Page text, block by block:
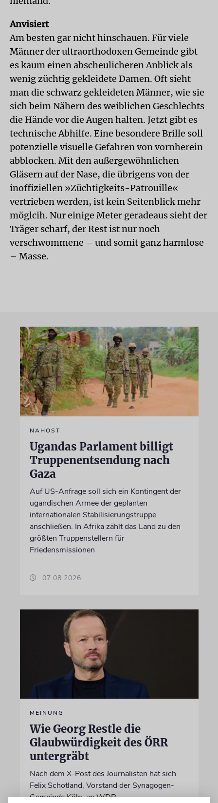
Anvisiert
Am besten gar nicht hinschauen. Für viele
Männer der ultraorthodoxen Gemeinde gibt
es kaum einen abscheulicheren Anblick als
wenig züchtig gekleidete Damen. Oft sieht
man die schwarz gekleideten Männer, wie sie
sich beim Nähern des weiblichen Geschlechts
die Hände vor die Augen halten. Jetzt gibt es
technische Abhilfe. Eine besondere Brille soll
potenzielle visuelle Gefahren von vornherein
abblocken. Mit den außergewöhnlichen
Gläsern auf der Nase, die übrigens von der
inoffiziellen »Züchtigkeits-Patrouille«
vertrieben werden, ist kein Seitenblick mehr
möglcih. Nur einige Meter geradeaus sieht der
Träger scharf, der Rest ist nur noch
verschwommene – und somit ganz harmlose
– Masse.
NAHOST
Ugandas Parlament billigt
Truppenentsendung nach
Gaza
Auf US-Anfrage soll sich ein Kontingent der
ugandischen Armee der geplanten
internationalen Stabilisierungstruppe
anschließen. In Afrika zählt das Land zu den
größten Truppenstellern für
Friedensmissionen
07.08.2026
MEINUNG
Wie Georg Restle die
Glaubwürdigkeit des ÖRR
untergräbt
Nach dem X-Post des Journalisten hat sich
Felix Schotland, Vorstand der Synagogen-
Gemeinde Köln, an WDR-